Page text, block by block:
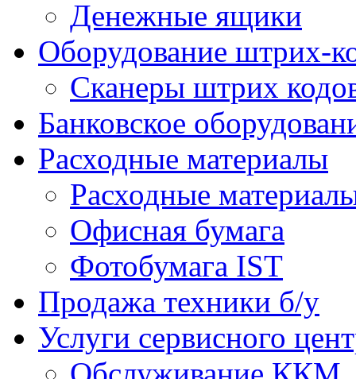
Денежные ящики
Оборудование штрих-
Сканеры штрих
Банковское
Расходные материалы
Расходные
Офисная бумага
Фотобумага IST
Продажа техники б/у
Услуги сервисного